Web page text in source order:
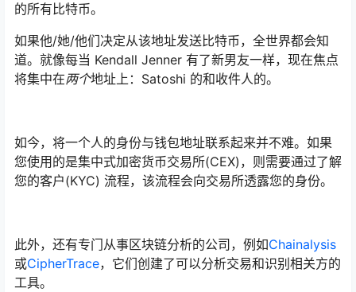
的所有比特币。
如果他/她/他们决定从该地址发送比特币，全世界都会知
道。就像每当 Kendall Jenner 有了新男友一样，现在焦点
将集中在两个地址上：Satoshi 的和收件人的。
如今，将一个人的身份与钱包地址联系起来并不难。如果
您使用的是集中式加密货币交易所(CEX)，则需要通过了解
您的客户(KYC) 流程，该流程会向交易所透露您的身份。
此外，还有专门从事区块链分析的公司，例如Chainalysis
或CipherTrace，它们创建了可以分析交易和识别相关方的
工具。